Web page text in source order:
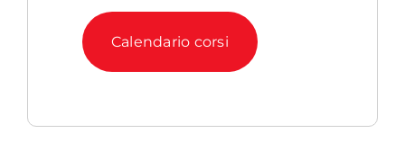
Calendario corsi